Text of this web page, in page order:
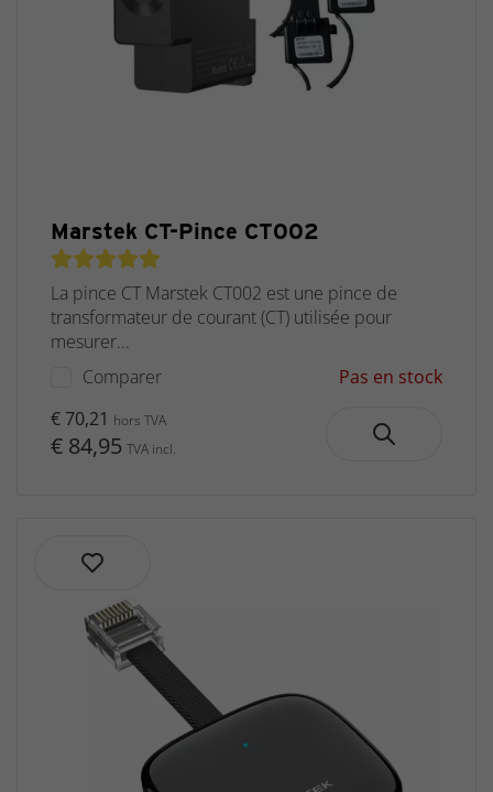
Marstek CT-Pince CT002
La pince CT Marstek CT002 est une pince de
transformateur de courant (CT) utilisée pour
mesurer...
Comparer
Pas en stock
€ 70,21 hors TVA
€ 84,95 TVA incl.